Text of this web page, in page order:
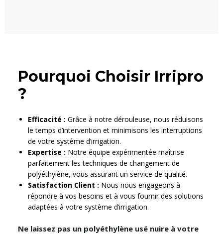
Pourquoi Choisir Irripro
?
Efficacité : Grâce à notre dérouleuse, nous réduisons
le temps d’intervention et minimisons les interruptions
de votre système d’irrigation.
Expertise : Notre équipe expérimentée maîtrise
parfaitement les techniques de changement de
polyéthylène, vous assurant un service de qualité.
Satisfaction Client : Nous nous engageons à
répondre à vos besoins et à vous fournir des solutions
adaptées à votre système d’irrigation.
Ne laissez pas un polyéthylène usé nuire à votre